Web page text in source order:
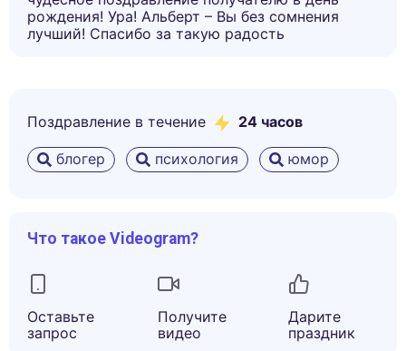
рождения! Ура! Альберт – Вы без сомнения
лучший! Спасибо за такую радость
Поздравление в течение 24 часов
блогер психология юмор
Что такое Videogram?
Оставьте
запрос
Получите
видео
Дарите
праздник